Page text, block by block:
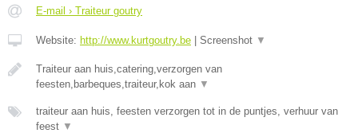
E-mail › Traiteur goutry
Website: http://www.kurtgoutry.be | Screenshot ▼
Traiteur aan huis,catering,verzorgen van
feesten,barbeques,traiteur,kok aan ▼
traiteur aan huis, feesten verzorgen tot in de puntjes, verhuur van
feest ▼